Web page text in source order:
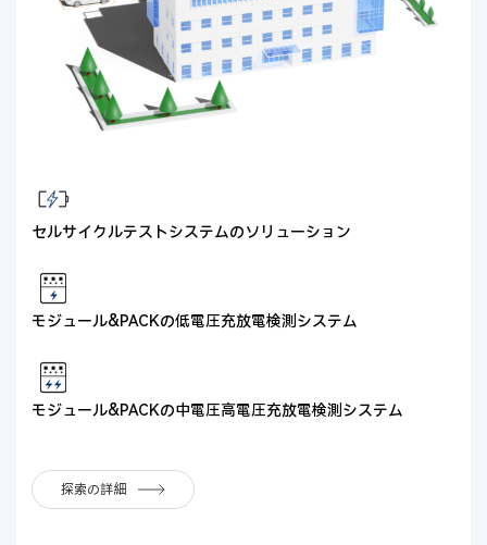
セルサイクルテストシステムのソリューション
モジュール&PACKの低電圧充放電検測システム
モジュール&PACKの中電圧高電圧充放電検測システム
探索の詳細